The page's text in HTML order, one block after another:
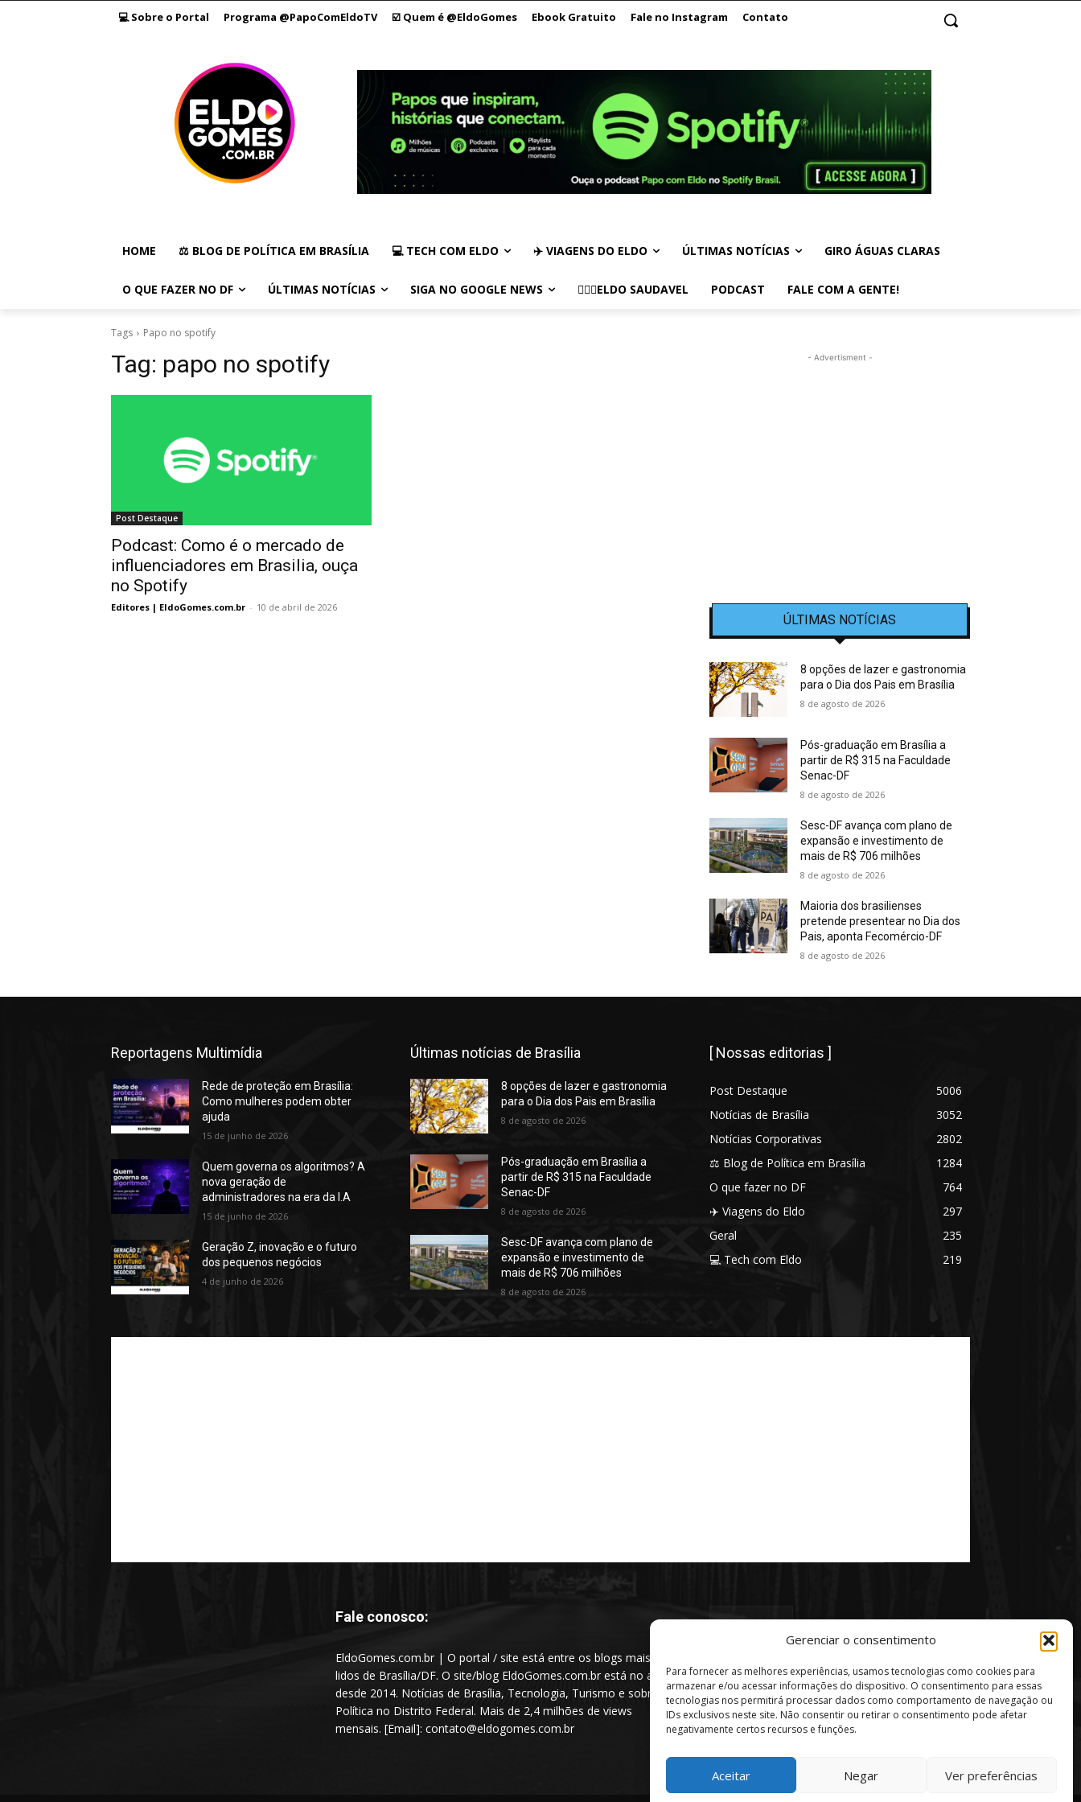
Gerenciar o consentimento
Para fornecer as melhores experiências, usamos tecnologias como cookies para
armazenar e/ou acessar informações do dispositivo. O consentimento para essas
tecnologias nos permitirá processar dados como comportamento de navegação ou
IDs exclusivos neste site. Não consentir ou retirar o consentimento pode afetar
negativamente certos recursos e funções.
Aceitar Negar Ver preferências
💻 Sobre o Portal Programa @PapoComEldoTV ☑️ Quem é @EldoGomes Ebook Gratuito Fale no Instagram Contato
HOME ⚖️ BLOG DE POLÍTICA EM BRASÍLIA 💻 TECH COM ELDO ✈️ VIAGENS DO ELDO ÚLTIMAS NOTÍCIAS GIRO ÁGUAS CLARAS
O QUE FAZER NO DF ÚLTIMAS NOTÍCIAS SIGA NO GOOGLE NEWS 🏃🏻‍♂️ELDO SAUDAVEL PODCAST FALE COM A GENTE!
Tags Papo no spotify
Tag: papo no spotify
Post Destaque
Podcast: Como é o mercado de
influenciadores em Brasilia, ouça
no Spotify
Editores | EldoGomes.com.br - 10 de abril de 2026
- Advertisment -
ÚLTIMAS NOTÍCIAS
8 opções de lazer e gastronomia
para o Dia dos Pais em Brasília
8 de agosto de 2026
Pós-graduação em Brasília a
partir de R$ 315 na Faculdade
Senac-DF
8 de agosto de 2026
Sesc-DF avança com plano de
expansão e investimento de
mais de R$ 706 milhões
8 de agosto de 2026
Maioria dos brasilienses
pretende presentear no Dia dos
Pais, aponta Fecomércio-DF
8 de agosto de 2026
Reportagens Multimídia
Rede de proteção em Brasília:
Como mulheres podem obter
ajuda
15 de junho de 2026
Quem governa os algoritmos? A
nova geração de
administradores na era da I.A
15 de junho de 2026
Geração Z, inovação e o futuro
dos pequenos negócios
4 de junho de 2026
Últimas notícias de Brasília
8 opções de lazer e gastronomia
para o Dia dos Pais em Brasília
8 de agosto de 2026
Pós-graduação em Brasília a
partir de R$ 315 na Faculdade
Senac-DF
8 de agosto de 2026
Sesc-DF avança com plano de
expansão e investimento de
mais de R$ 706 milhões
8 de agosto de 2026
[ Nossas editorias ]
Post Destaque
5006
Notícias de Brasília
3052
Notícias Corporativas
2802
⚖️ Blog de Política em Brasília
1284
O que fazer no DF
764
✈️ Viagens do Eldo
297
Geral
235
💻 Tech com Eldo
219
Fale conosco:
EldoGomes.com.br | O portal / site está entre os blogs mais
lidos de Brasília/DF. O site/blog EldoGomes.com.br está no ar
desde 2014. Notícias de Brasília, Tecnologia, Turismo e sobre a
Política no Distrito Federal. Mais de 2,4 milhões de views
mensais. [Email]: contato@eldogomes.com.br